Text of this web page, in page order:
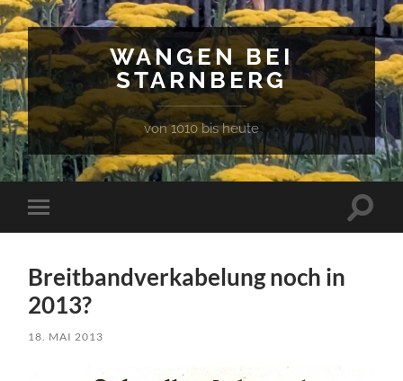
WANGEN BEI
STARNBERG
von 1010 bis heute
Mobile-
Menü
Breitbandverkabelung noch in
2013?
18. MAI 2013